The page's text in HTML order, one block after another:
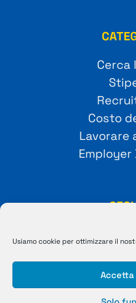
Usiamo cookie per ottimizzare il
Accetta
Cerca
Costo
Lavorare